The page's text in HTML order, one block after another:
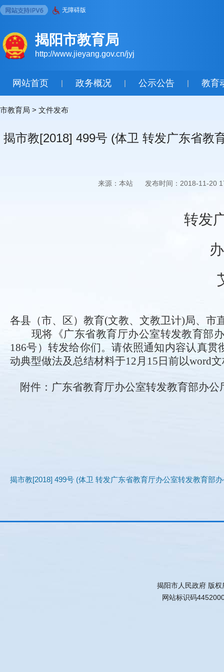
无障碍版
揭阳市教育局
http://www.jieyang.gov.cn/jyj
网站首页 | 政务概况 | 公示公告 | 教育
市教育局 > 文件发布
揭市教[2018] 499号 (体卫 转发广东省教
来源：本站 发布时间：2018-11-20
转发
各县（市、区）教育(文教、文教卫计)局、市
现将《广东省教育厅办公室转发教育部
186号） 转发给你们。请依照通知内容认真贯
动典型做法及总结材料于12月15日前以word
附件： 广东省教育厅办公室转发教育部办
揭市教[2018] 499号 (体卫 转发广东省教育厅办公室转发教育部
揭阳市人民政府 版
网站标识码